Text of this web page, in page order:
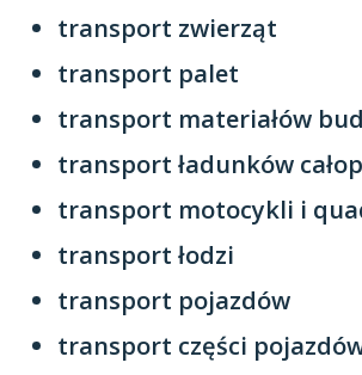
transport zwierząt
transport palet
transport materiałów
transport ładunków
transport motocykli i
transport łodzi
transport pojazdów
transport części